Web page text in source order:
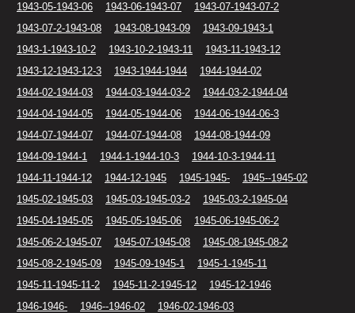
1943-05-1943-06
1943-06-1943-07
1943-07-1943-07-2
1943-07-2-1943-08
1943-08-1943-09
1943-09-1943-1
1943-1-1943-10-2
1943-10-2-1943-11
1943-11-1943-12
1943-12-1943-12-3
1943-1944-1944
1944-1944-02
1944-02-1944-03
1944-03-1944-03-2
1944-03-2-1944-04
1944-04-1944-05
1944-05-1944-06
1944-06-1944-06-3
1944-07-1944-07
1944-07-1944-08
1944-08-1944-09
1944-09-1944-1
1944-1-1944-10-3
1944-10-3-1944-11
1944-11-1944-12
1944-12-1945 1945-1945-
1945--1945-02
1945-02-1945-03
1945-03-1945-03-2
1945-03-2-1945-04
1945-04-1945-05
1945-05-1945-06
1945-06-1945-06-2
1945-06-2-1945-07
1945-07-1945-08
1945-08-1945-08-2
1945-08-2-1945-09
1945-09-1945-1
1945-1-1945-11
1945-11-1945-11-2
1945-11-2-1945-12
1945-12-1946
1946-1946-
1946--1946-02
1946-02-1946-03